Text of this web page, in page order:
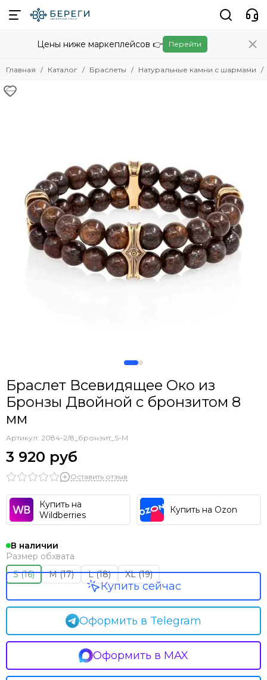
Браслеты
Смотреть все товары
Рунические браслеты
Цены ниже маркеплейсов 👉 Перейти
Главная Каталог Браслеты Натуральные камни с шармами
Браслет Всевидящее Око из
Бронзы Двойной с бронзитом 8
мм
Артикул: 2084-2/8_бронзит_S-M
3 920 руб
Оставить отзыв
Купить на
Wildberries
Купить на Ozon
В наличии
Размер обхвата
S (16)
M (17) L (18) XL (19)
Оформить в Telegram
Оформить в MAX
Купить сейчас